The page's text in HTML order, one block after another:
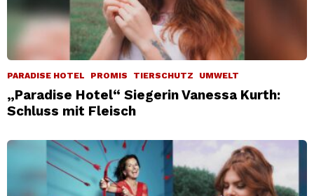
PARADISE HOTEL PROMIS TIERSCHUTZ UMWELT
„Paradise Hotel“ Siegerin Vanessa Kurth:
Schluss mit Fleisch